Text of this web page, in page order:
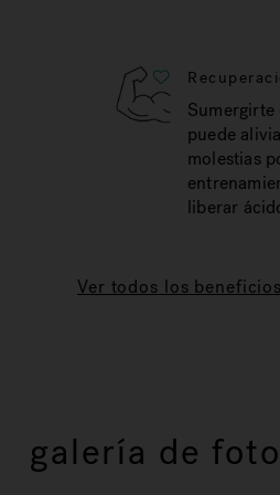
Sumergirte
puede
molestias
liberar
Ver todos los beneficios
galería de